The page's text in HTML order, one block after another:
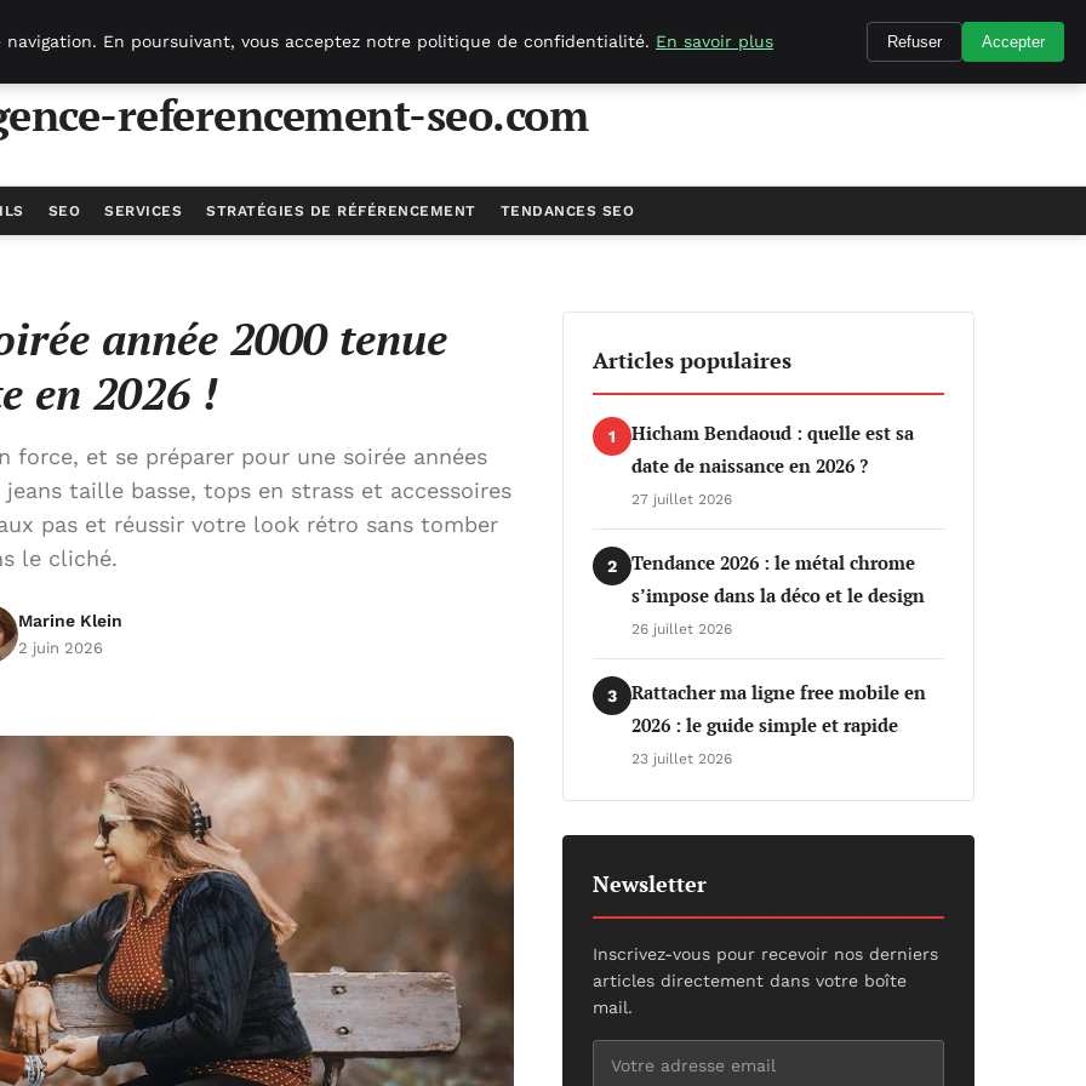
referencement-seo.com
SEO SERVICES STRATÉGIES DE RÉFÉRENCEMENT TENDANCES SEO
année 2000 tenue
en 2026 !
force, et se préparer pour une soirée années
taille basse, tops en strass et accessoires
pas et réussir votre look rétro sans tomber
le cliché.
Marine Klein
2 juin 2026
Articles populaires
1
Hicham Bendaoud : quelle est sa
date de naissance en 2026 ?
27 juillet 2026
2
Tendance 2026 : le métal chrome
s’impose dans la déco et le design
26 juillet 2026
3
Rattacher ma ligne free mobile en
2026 : le guide simple et rapide
23 juillet 2026
Newsletter
Inscrivez-vous pour recevoir nos derniers
articles directement dans votre boîte
mail.
En poursuivant, vous acceptez notre politique de confidentialité. En savoir plus Refuser Accepter